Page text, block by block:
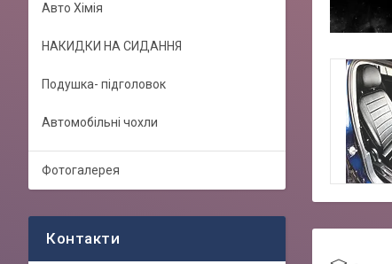
Авто Хімія
НАКИДКИ НА СИДАННЯ
Подушка- підголовок
Автомобільні чохли
Фотогалерея